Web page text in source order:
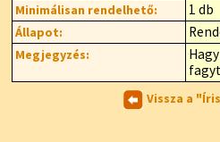
Minimálisan rendelhető: 1 db
Állapot:
Megjegyzés:
Vissza a